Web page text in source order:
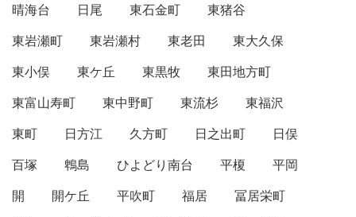
晴海台 日尾 東石金町
東猪谷
東岩瀬町
東岩瀬村 東老田
東大久保
東小俣
東ケ丘 東黒牧
東田地方町
東富山寿町
東中野町 東流杉
東福沢
東町
日方江 久方町 日之出町
日俣
百塚
鵯島 ひよどり南台 平榎
平岡
開
開ケ丘 平吹町 福居
冨居栄町